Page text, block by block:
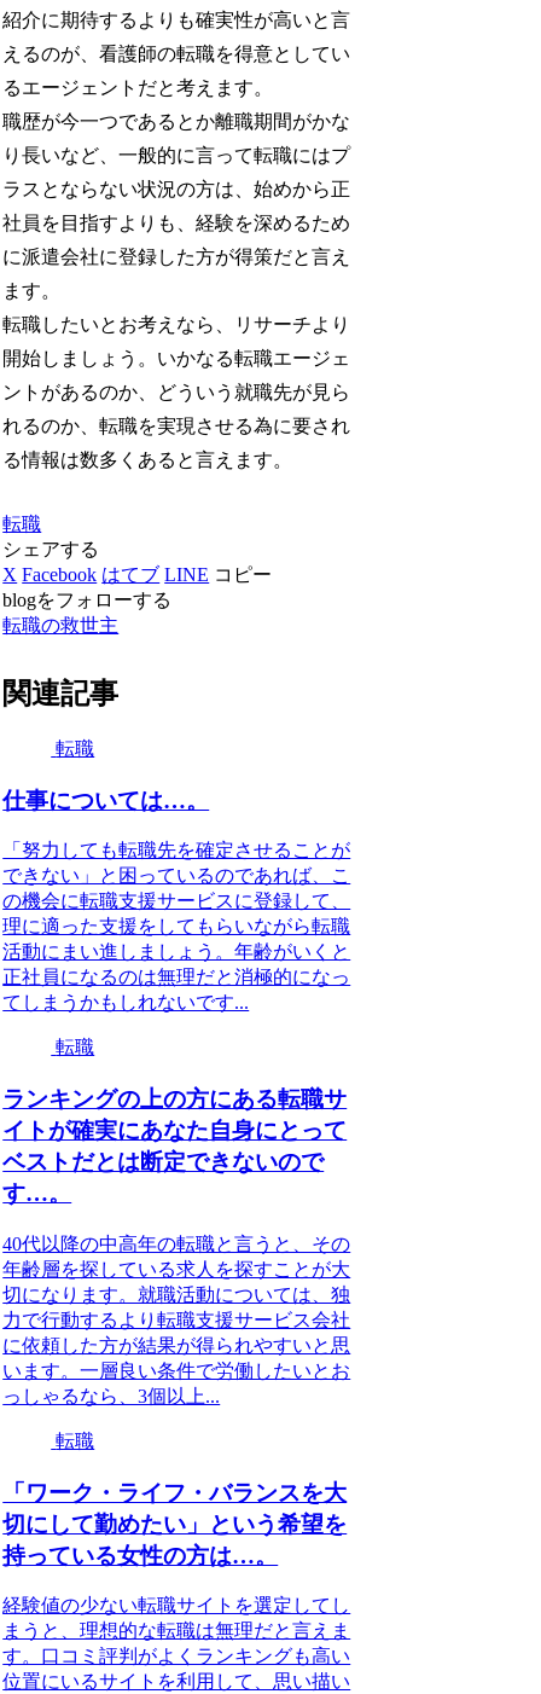
紹介に期待するよりも確実性が高いと言
えるのが、看護師の転職を得意としてい
るエージェントだと考えます。
職歴が今一つであるとか離職期間がかな
り長いなど、一般的に言って転職にはプ
ラスとならない状況の方は、始めから正
社員を目指すよりも、経験を深めるため
に派遣会社に登録した方が得策だと言え
ます。
転職したいとお考えなら、リサーチより
開始しましょう。いかなる転職エージェ
ントがあるのか、どういう就職先が見ら
れるのか、転職を実現させる為に要され
る情報は数多くあると言えます。
転職
シェアする
X Facebook はてブ LINE コピー
blogをフォローする
転職の救世主
関連記事
転職
仕事については…。
「努力しても転職先を確定させることが
できない」と困っているのであれば、こ
の機会に転職支援サービスに登録して、
理に適った支援をしてもらいながら転職
活動にまい進しましょう。年齢がいくと
正社員になるのは無理だと消極的になっ
てしまうかもしれないです...
転職
ランキングの上の方にある転職サ
イトが確実にあなた自身にとって
ベストだとは断定できないので
す…。
40代以降の中高年の転職と言うと、その
年齢層を探している求人を探すことが大
切になります。就職活動については、独
力で行動するより転職支援サービス会社
に依頼した方が結果が得られやすいと思
います。一層良い条件で労働したいとお
っしゃるなら、3個以上...
転職
「ワーク・ライフ・バランスを大
切にして勤めたい」という希望を
持っている女性の方は…。
経験値の少ない転職サイトを選定してし
まうと、理想的な転職は無理だと言えま
す。口コミ評判がよくランキングも高い
位置にいるサイトを利用して、思い描い